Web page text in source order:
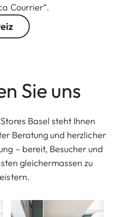
Courrier“.
Sie uns
Basel steht Ihnen
Beratung und herzlicher
– bereit, Besucher und
gleichermassen zu